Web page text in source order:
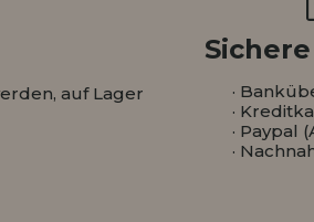
auf Lager
·
·
· Paypal
·